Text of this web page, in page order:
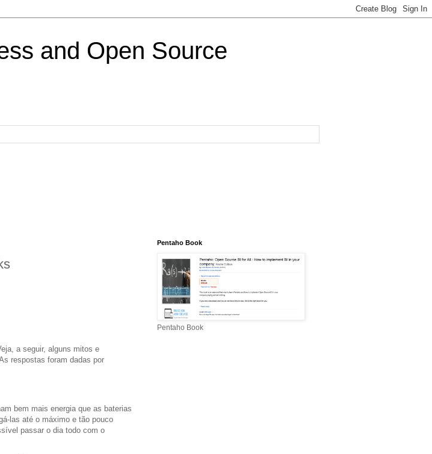
and Open Source
a seguir, alguns mitos e
respostas foram dadas por
bem mais energia que as baterias
las até o máximo e tão pouco
passar o dia todo com o
Pentaho Book
Pentaho Book